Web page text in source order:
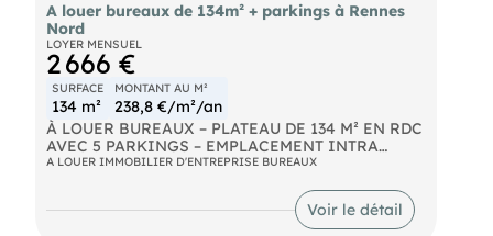
A louer bureaux de 134m² + parkings à Rennes
Nord
LOYER MENSUEL
2 666 €
SURFACE
134 m²
MONTANT AU M²
238,8 €/m²/an
À LOUER BUREAUX – PLATEAU DE 134 M² EN RDC
AVEC 5 PARKINGS – EMPLACEMENT INTRA
ROCADE
LOCAUX SOIGNÉS ET IMMÉDIATEMENT
OPÉRATIONNELS. Situé à proximité d’une zone
A LOUER IMMOBILIER D'ENTREPRISE BUREAUX
Voir le détail